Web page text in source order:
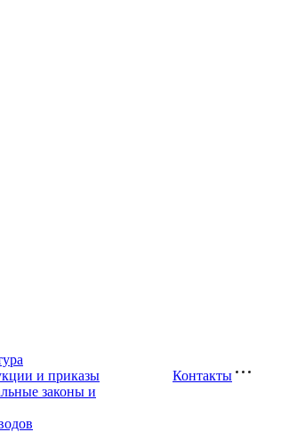
и приказы
законы и
Контакты